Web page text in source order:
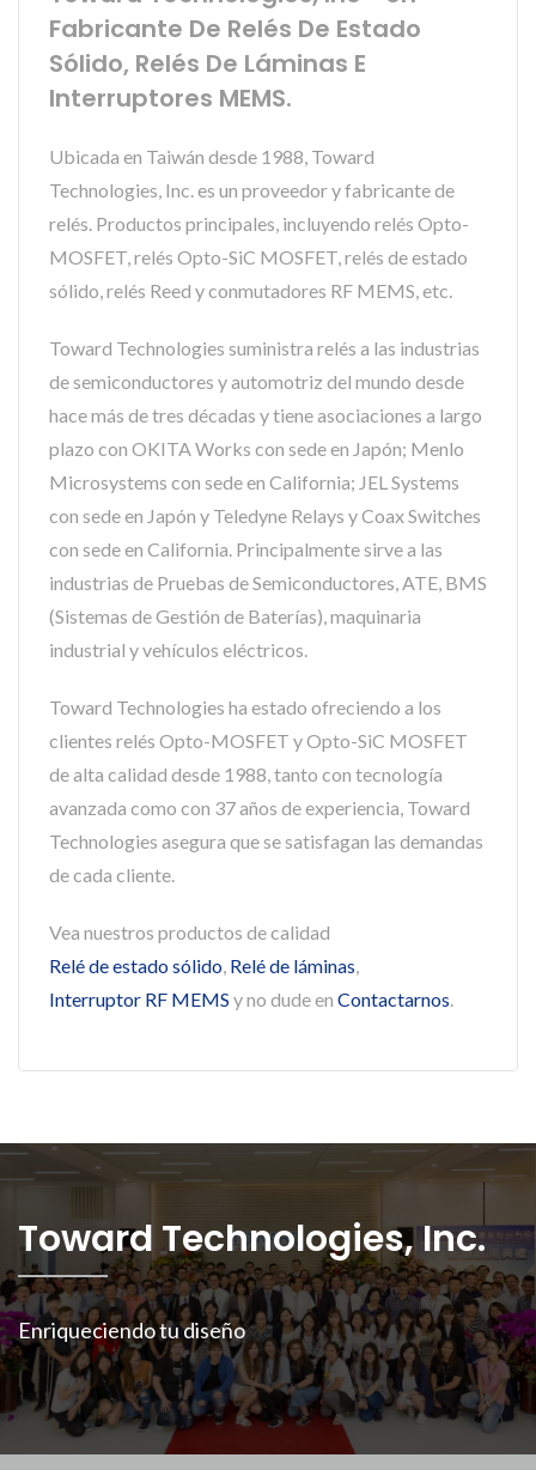
Fabricante De Relés De Estado
Sólido, Relés De Láminas E
Interruptores MEMS.
Ubicada en Taiwán desde 1988, Toward
Technologies, Inc. es un proveedor y fabricante de
relés. Productos principales, incluyendo relés Opto-
MOSFET, relés Opto-SiC MOSFET, relés de estado
sólido, relés Reed y conmutadores RF MEMS, etc.
Toward Technologies suministra relés a las industrias
de semiconductores y automotriz del mundo desde
hace más de tres décadas y tiene asociaciones a largo
plazo con OKITA Works con sede en Japón; Menlo
Microsystems con sede en California; JEL Systems
con sede en Japón y Teledyne Relays y Coax Switches
con sede en California. Principalmente sirve a las
industrias de Pruebas de Semiconductores, ATE, BMS
(Sistemas de Gestión de Baterías), maquinaria
industrial y vehículos eléctricos.
Toward Technologies ha estado ofreciendo a los
clientes relés Opto-MOSFET y Opto-SiC MOSFET
de alta calidad desde 1988, tanto con tecnología
avanzada como con 37 años de experiencia, Toward
Technologies asegura que se satisfagan las demandas
de cada cliente.
Vea nuestros productos de calidad
Relé de estado sólido, Relé de láminas,
Interruptor RF MEMS y no dude en Contactarnos.
Toward Technologies, Inc.
Enriqueciendo tu diseño